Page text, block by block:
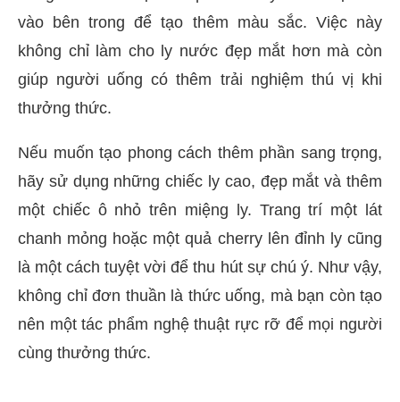
vào bên trong để tạo thêm màu sắc. Việc này
không chỉ làm cho ly nước đẹp mắt hơn mà còn
giúp người uống có thêm trải nghiệm thú vị khi
thưởng thức.
Nếu muốn tạo phong cách thêm phần sang trọng,
hãy sử dụng những chiếc ly cao, đẹp mắt và thêm
một chiếc ô nhỏ trên miệng ly. Trang trí một lát
chanh mỏng hoặc một quả cherry lên đỉnh ly cũng
là một cách tuyệt vời để thu hút sự chú ý. Như vậy,
không chỉ đơn thuần là thức uống, mà bạn còn tạo
nên một tác phẩm nghệ thuật rực rỡ để mọi người
cùng thưởng thức.